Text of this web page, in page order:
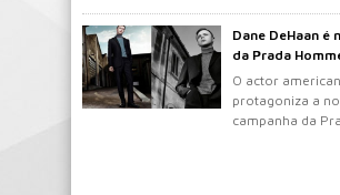
mochila.
Dane DeHaan é
da Prada
O actor
protagoniza a
campanha da